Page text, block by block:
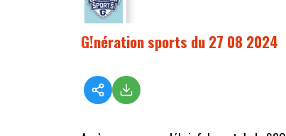
G!nération sports du 27 08 2024